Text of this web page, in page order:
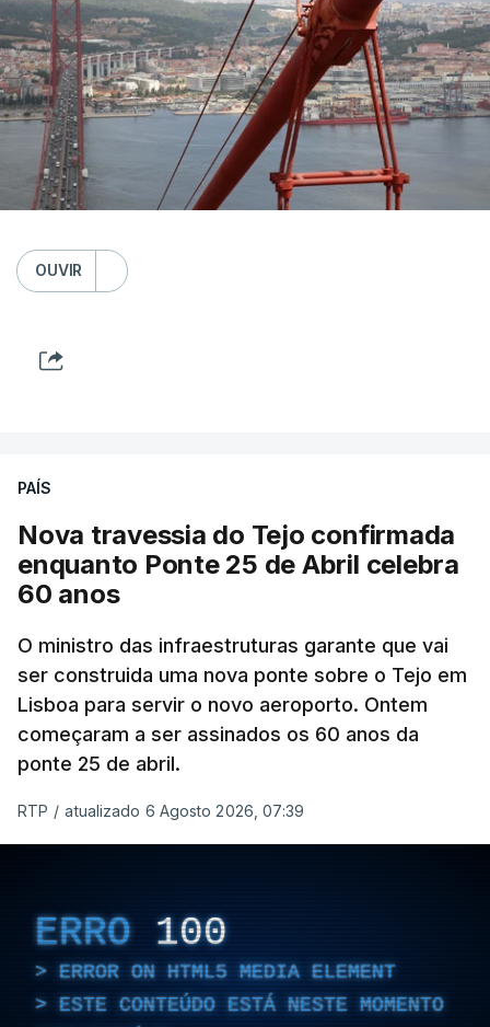
OUVIR
PAÍS
Nova travessia do Tejo confirmada
enquanto Ponte 25 de Abril celebra
60 anos
O ministro das infraestruturas garante que vai
ser construida uma nova ponte sobre o Tejo em
Lisboa para servir o novo aeroporto. Ontem
começaram a ser assinados os 60 anos da
ponte 25 de abril.
RTP / atualizado 6 Agosto 2026, 07:39
ERRO 100
ERROR ON HTML5 MEDIA ELEMENT
ESTE CONTEÚDO ESTÁ NESTE MOMENTO